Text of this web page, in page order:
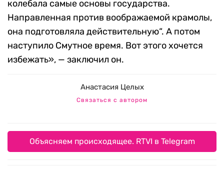
колебала самые основы государства.
Направленная против воображаемой крамолы,
она подготовляла действительную“. А потом
наступило Смутное время. Вот этого хочется
избежать», — заключил он.
Анастасия Целых
Связаться с автором
Объясняем происходящее. RTVI в Telegram